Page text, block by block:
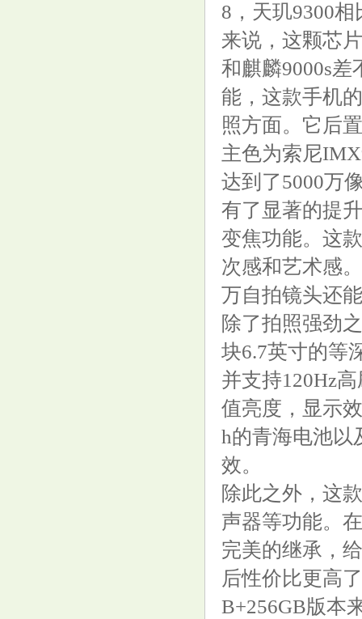
8，天玑9300
来说，这颗芯
和麒麟9000s
能，这款手机
照方面。它后
主色为索尼
达到了5000万
有了显著的提
变焦功能。这
次感和艺术感
万自拍镜头还
除了拍照强劲
块6.7英寸的等
并支持120Hz
值亮度，显示
h的青海电池以
效。
除此之外，这
声器等功能。
完美的继承，
后性价比更高
B+256GB版本